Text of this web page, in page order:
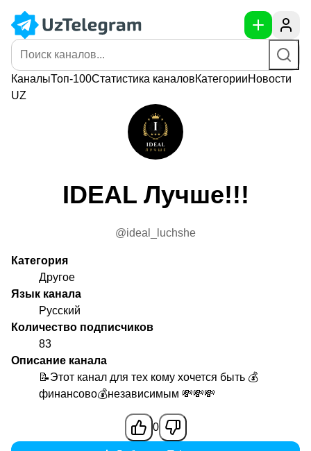
КаналыТоп-100Статистика каналовКатегорииНовости
UZ
IDEAL Лучше!!!
@ideal_luchshe
Категория
Другое
Язык канала
Русский
Количество подписчиков
83
Описание канала
📝Этот канал для тех кому хочется быть 💰
финансово💰независимым 💸💸💸
0